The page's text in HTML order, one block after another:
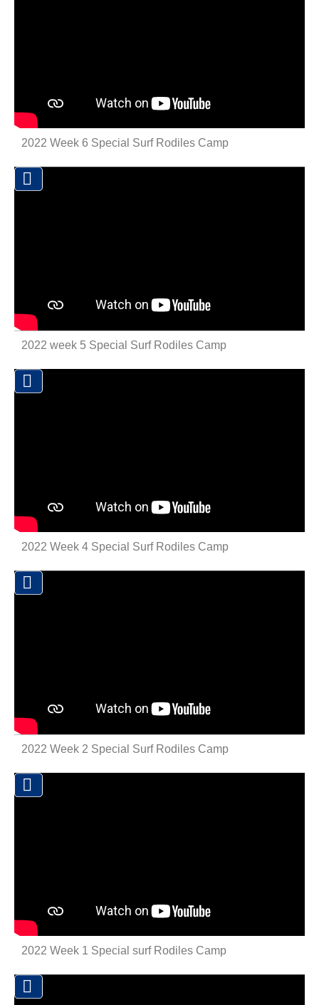
2022 Week 6 Special Surf Rodiles Camp

2022 week 5 Special Surf Rodiles Camp

2022 Week 4 Special Surf Rodiles Camp

2022 Week 2 Special Surf Rodiles Camp

2022 Week 1 Special surf Rodiles Camp
